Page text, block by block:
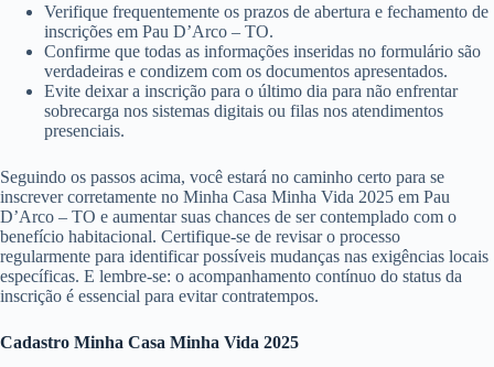
Verifique frequentemente os prazos de abertura e fechamento de
inscrições em Pau D’Arco – TO.
Confirme que todas as informações inseridas no formulário são
verdadeiras e condizem com os documentos apresentados.
Evite deixar a inscrição para o último dia para não enfrentar
sobrecarga nos sistemas digitais ou filas nos atendimentos
presenciais.
Seguindo os passos acima, você estará no caminho certo para se
inscrever corretamente no Minha Casa Minha Vida 2025 em Pau
D’Arco – TO e aumentar suas chances de ser contemplado com o
benefício habitacional. Certifique-se de revisar o processo
regularmente para identificar possíveis mudanças nas exigências locais
específicas. E lembre-se: o acompanhamento contínuo do status da
inscrição é essencial para evitar contratempos.
Cadastro Minha Casa Minha Vida 2025